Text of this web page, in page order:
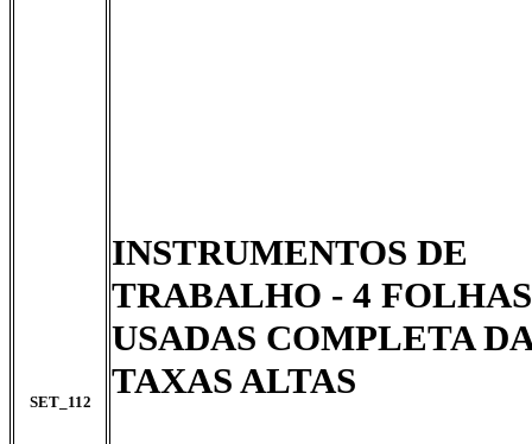
SET_112
INSTRUMENTOS DE
TRABALHO - 4 FOLHAS
USADAS COMPLETA
TAXAS ALTAS